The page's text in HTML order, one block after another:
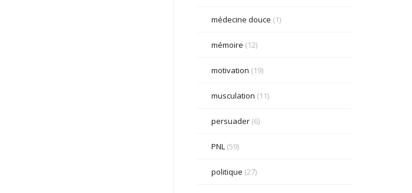
médecine douce (1)
mémoire (12)
motivation (19)
musculation (11)
persuader(6)
PNL (59)
politique (27)